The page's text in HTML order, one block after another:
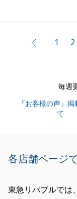
引を進めること
す。
いますが、また
前へ1 2
毎週
『お客様の声』
て
各店舗ページ
東急リバブルでは